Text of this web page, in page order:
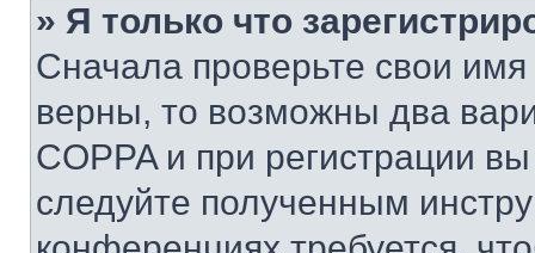
» Я только что
Сначала проверьте свои
верны, то возможны два
COPPA и при регистрации
следуйте полученным